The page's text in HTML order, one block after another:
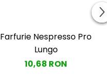
Farfurie Nespresso Pro
Lungo
10,68 RON